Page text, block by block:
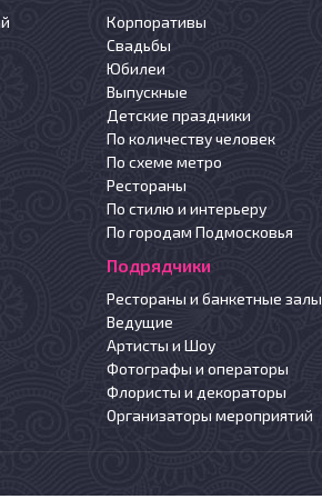
Корпоративы
Свадьбы
Юбилеи
Выпускные
Детские праздники
По количеству человек
По схеме метро
Рестораны
По стилю и интерьеру
По городам Подмосковья
Подрядчики
Рестораны и банкетные залы
Ведущие
Артисты и Шоу
Фотографы и операторы
Флористы и декораторы
Организаторы мероприятий